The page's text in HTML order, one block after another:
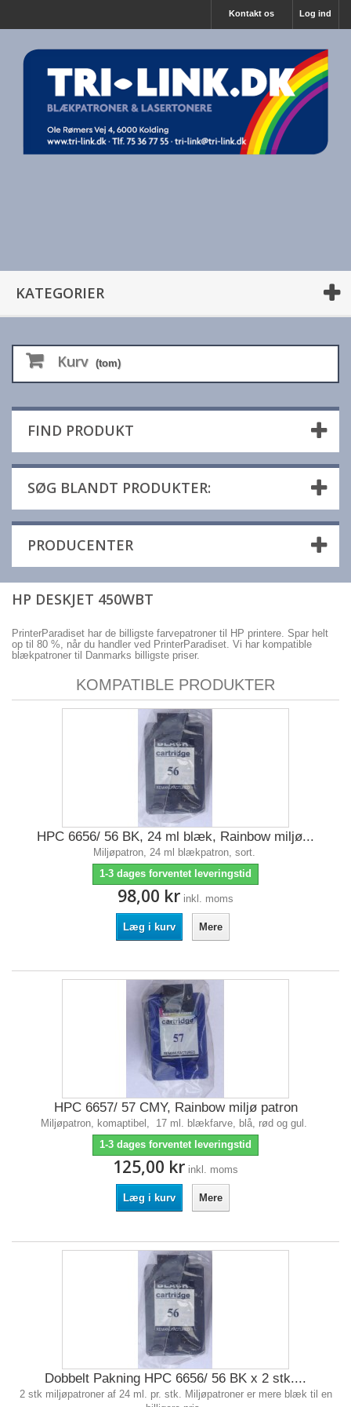
Log ind
Kontakt os
KATEGORIER
Kurv (tom)
FIND PRODUKT
SØG BLANDT PRODUKTER:
PRODUCENTER
HP DESKJET 450WBT
PrinterParadiset har de billigste farvepatroner til HP printere. Spar helt
op til 80 %, når du handler ved PrinterParadiset. Vi har kompatible
blækpatroner til Danmarks billigste priser.
KOMPATIBLE PRODUKTER
HPC 6656/ 56 BK, 24 ml blæk, Rainbow miljø...
Miljøpatron, 24 ml blækpatron, sort.
1-3 dages forventet leveringstid
98,00 kr inkl. moms
Læg i kurv Mere
HPC 6657/ 57 CMY, Rainbow miljø patron
Miljøpatron, komaptibel, 17 ml. blækfarve, blå, rød og gul.
1-3 dages forventet leveringstid
125,00 kr inkl. moms
Læg i kurv Mere
Dobbelt Pakning HPC 6656/ 56 BK x 2 stk....
2 stk miljøpatroner af 24 ml. pr. stk. Miljøpatroner er mere blæk til en